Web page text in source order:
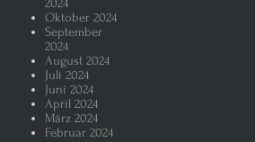
Oktober 2024
September
2024
August 2024
Juli 2024
Juni 2024
April 2024
März 2024
Februar 2024